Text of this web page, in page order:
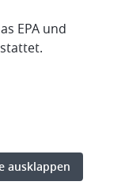
EPA und
ausklappen